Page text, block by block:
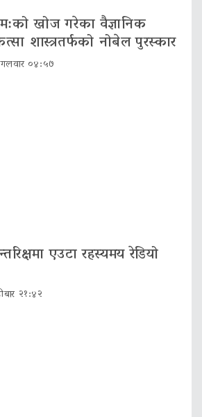
खोज गरेका वैज्ञानिक
शास्त्रतर्फको नोबेल पुरस्कार
०४:५७
एउटा रहस्यमय रेडियो
२१:४२